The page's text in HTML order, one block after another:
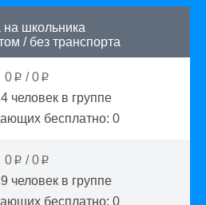
на школьника
/ без транспорта
0 p /0 p
человек в группе
бесплатно: 0
0 p /0 p
человек в группе
бесплатно: 0